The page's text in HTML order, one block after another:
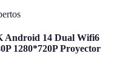
Android 14 Dual Wifi6
1280*720P Proyector